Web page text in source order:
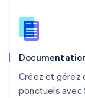
Créez et gérez
ponctuels avec
English
Roumanie
Royaume-
Singapour
English 简体中